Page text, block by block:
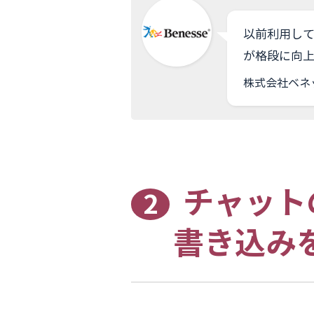
以前利用し
が格段に向
株式会社ベ
2
チャッ
書き込み